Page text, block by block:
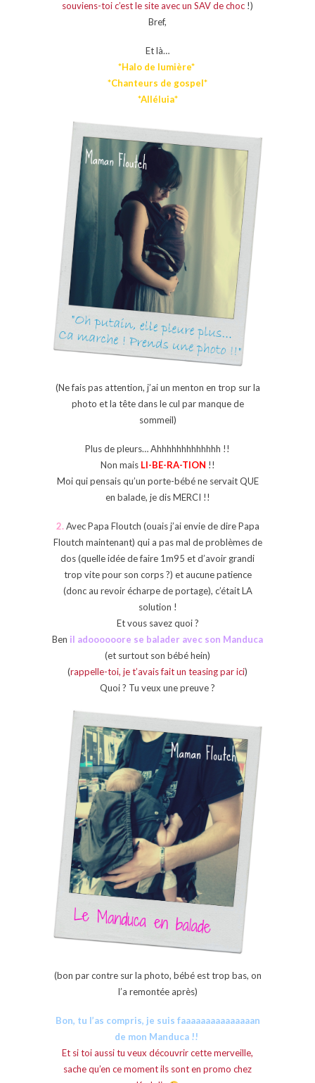
souviens-toi c’est le site avec un SAV de choc !)
Bref,
Et là…
*Halo de lumière*
*Chanteurs de gospel*
*Alléluia*
(Ne fais pas attention, j’ai un menton en trop sur la
photo et la tête dans le cul par manque de
sommeil)
Plus de pleurs… Ahhhhhhhhhhhhh !!
Non mais LI-BE-RA-TION !!
Moi qui pensais qu’un porte-bébé ne servait QUE
en balade, je dis MERCI !!
2. Avec Papa Floutch (ouais j’ai envie de dire Papa
Floutch maintenant) qui a pas mal de problèmes de
dos (quelle idée de faire 1m95 et d’avoir grandi
trop vite pour son corps ?) et aucune patience
(donc au revoir écharpe de portage), c’était LA
solution !
Et vous savez quoi ?
Ben il adoooooore se balader avec son Manduca
(et surtout son bébé hein)
(rappelle-toi, je t’avais fait un teasing par ici)
Quoi ? Tu veux une preuve ?
(bon par contre sur la photo, bébé est trop bas, on
l’a remontée après)
Bon, tu l’as compris, je suis faaaaaaaaaaaaaaan
de mon Manduca !!
Et si toi aussi tu veux découvrir cette merveille,
sache qu’en ce moment ils sont en promo chez